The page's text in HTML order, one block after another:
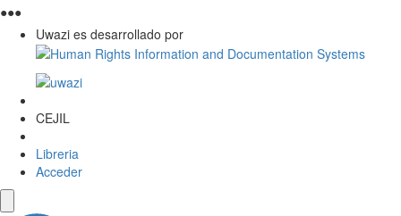
●●●
Uwazi es desarrollado por
CEJIL
Libreria
Acceder